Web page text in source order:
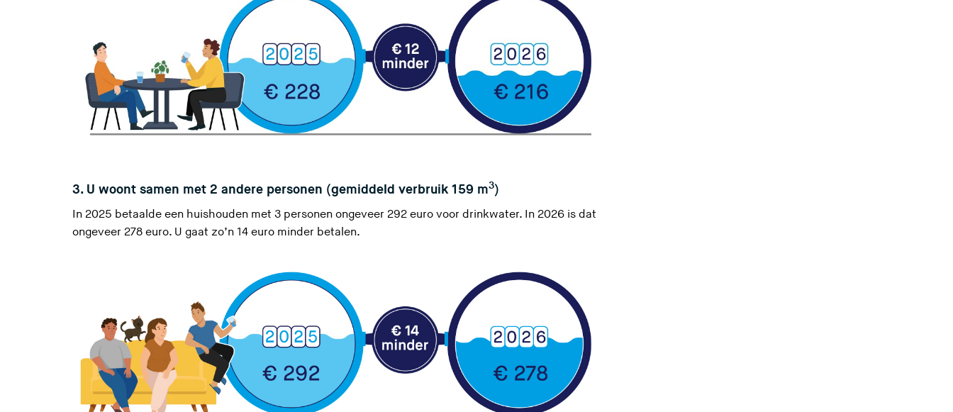
3. U woont samen met 2 andere personen (gemiddeld verbruik 159 m3)
In 2025 betaalde een huishouden met 3 personen ongeveer 292 euro voor drinkwater. In 2026 is dat
ongeveer 278 euro. U gaat zo’n 14 euro minder betalen.